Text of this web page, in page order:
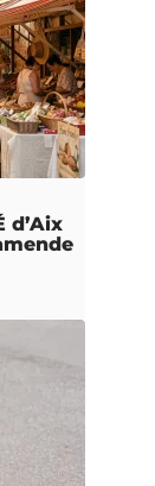
d’Aix